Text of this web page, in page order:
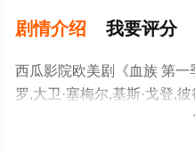
剧情介绍 我要评分
西瓜影院欧美剧《血族 第一
罗,大卫·塞梅尔,基斯·戈登,
菲安,菲尔·亚伯拉罕,夏洛特